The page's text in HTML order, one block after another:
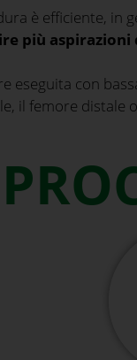
è efficiente, in
più
eseguita con
il femore distale